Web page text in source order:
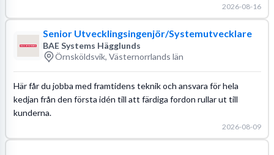
2026-08-16
Senior Utvecklingsingenjör/Systemutvecklare
BAE Systems Hägglunds
Örnsköldsvik, Västernorrlands län
Här får du jobba med framtidens teknik och ansvara för hela
kedjan från den första idén till att färdiga fordon rullar ut till
kunderna.
2026-08-09